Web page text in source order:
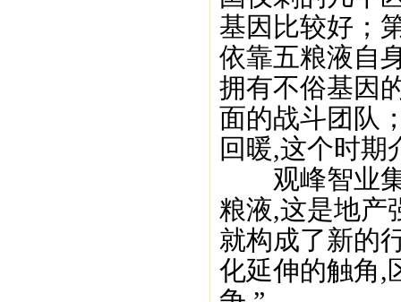
基因比较好；
依靠五粮液自
拥有不俗基因
面的战斗团队
回暖,这个时期
观峰智业集
粮液,这是地产
就构成了新的
化延伸的触角,